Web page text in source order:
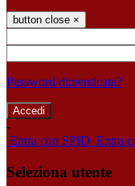
button close ×
Password dimenticata?
-
Entra con SPID Entra
Seleziona utente